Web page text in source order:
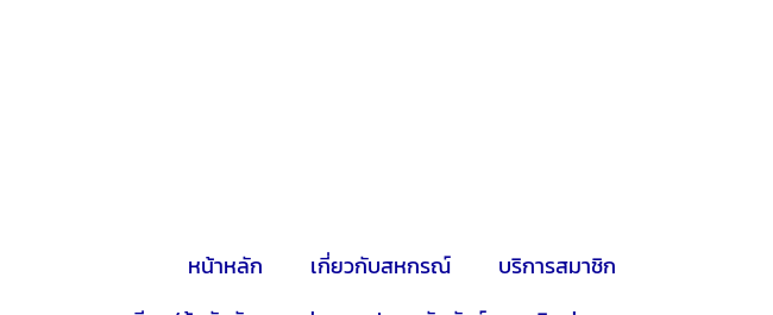
หน้าหลัก เกี่ยวกับสหกรณ์
บริการสมาชิก